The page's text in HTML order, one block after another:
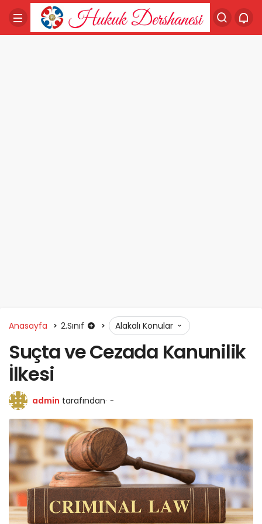
Anasayfa 2.Sınıf Alakalı Konular
Suçta ve Cezada Kanunilik
İlkesi
admin tarafından -